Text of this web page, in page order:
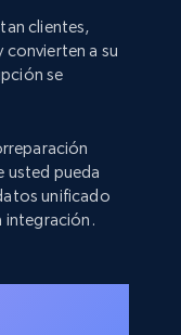
clientes,
convierten a su
se
usted pueda
unificado
integración.